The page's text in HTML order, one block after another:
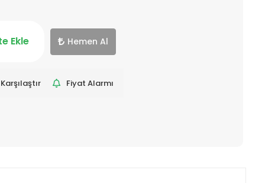
Ekle Hemen Al
Karşılaştır Fiyat Alarmı